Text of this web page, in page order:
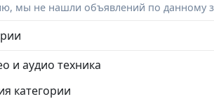
мы не нашли объявлений по данному
и аудио техника
категории